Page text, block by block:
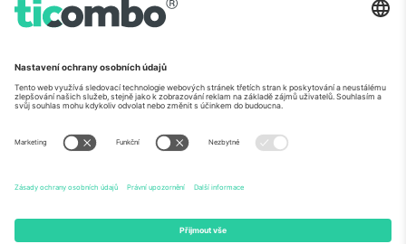
Regus Sofia City West, bul
Totleben 53-55, 1606 Sofia,
UAE Dubai Silicon Oasis, DDP
Mexico
Av Chapultepec 360, Roma
Norte, Cuauhtémoc, 06700
Ciudad de México, CDMX,
lokalitě, události a/nebo doméně. Podrobnosti najdete na konkrétní
stránce události,
Právní informaceaPodmínky.